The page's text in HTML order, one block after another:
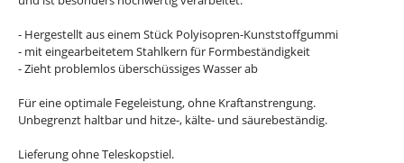
- Hergestellt aus einem Stück Polyisopren-Kunststoffgummi
- mit eingearbeitetem Stahlkern für Formbeständigkeit
- Zieht problemlos überschüssiges Wasser ab
Für eine optimale Fegeleistung, ohne Kraftanstrengung.
Unbegrenzt haltbar und hitze-, kälte- und säurebeständig.
Lieferung ohne Teleskopstiel.